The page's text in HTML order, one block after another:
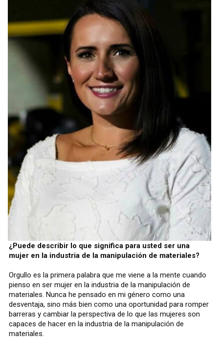
¿Puede describir lo que significa para usted ser una
mujer en la industria de la manipulación de materiales?
Orgullo es la primera palabra que me viene a la mente cuando
pienso en ser mujer en la industria de la manipulación de
materiales. Nunca he pensado en mi género como una
desventaja, sino más bien como una oportunidad para romper
barreras y cambiar la perspectiva de lo que las mujeres son
capaces de hacer en la industria de la manipulación de
materiales.